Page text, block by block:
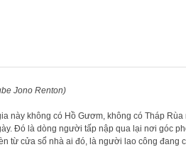
Jono Renton)
này không có Hồ Gươm, không có Tháp Rùa
Đó là dòng người tấp nập qua lại nơi góc
từ cửa sổ nhà ai đó, là người lao công đang